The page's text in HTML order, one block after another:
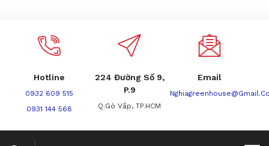
Hotline
0932 609 515
0931 144 568
224 Đường Số 9,
P.9
Q.Gò Vấp, TP.HCM
Email